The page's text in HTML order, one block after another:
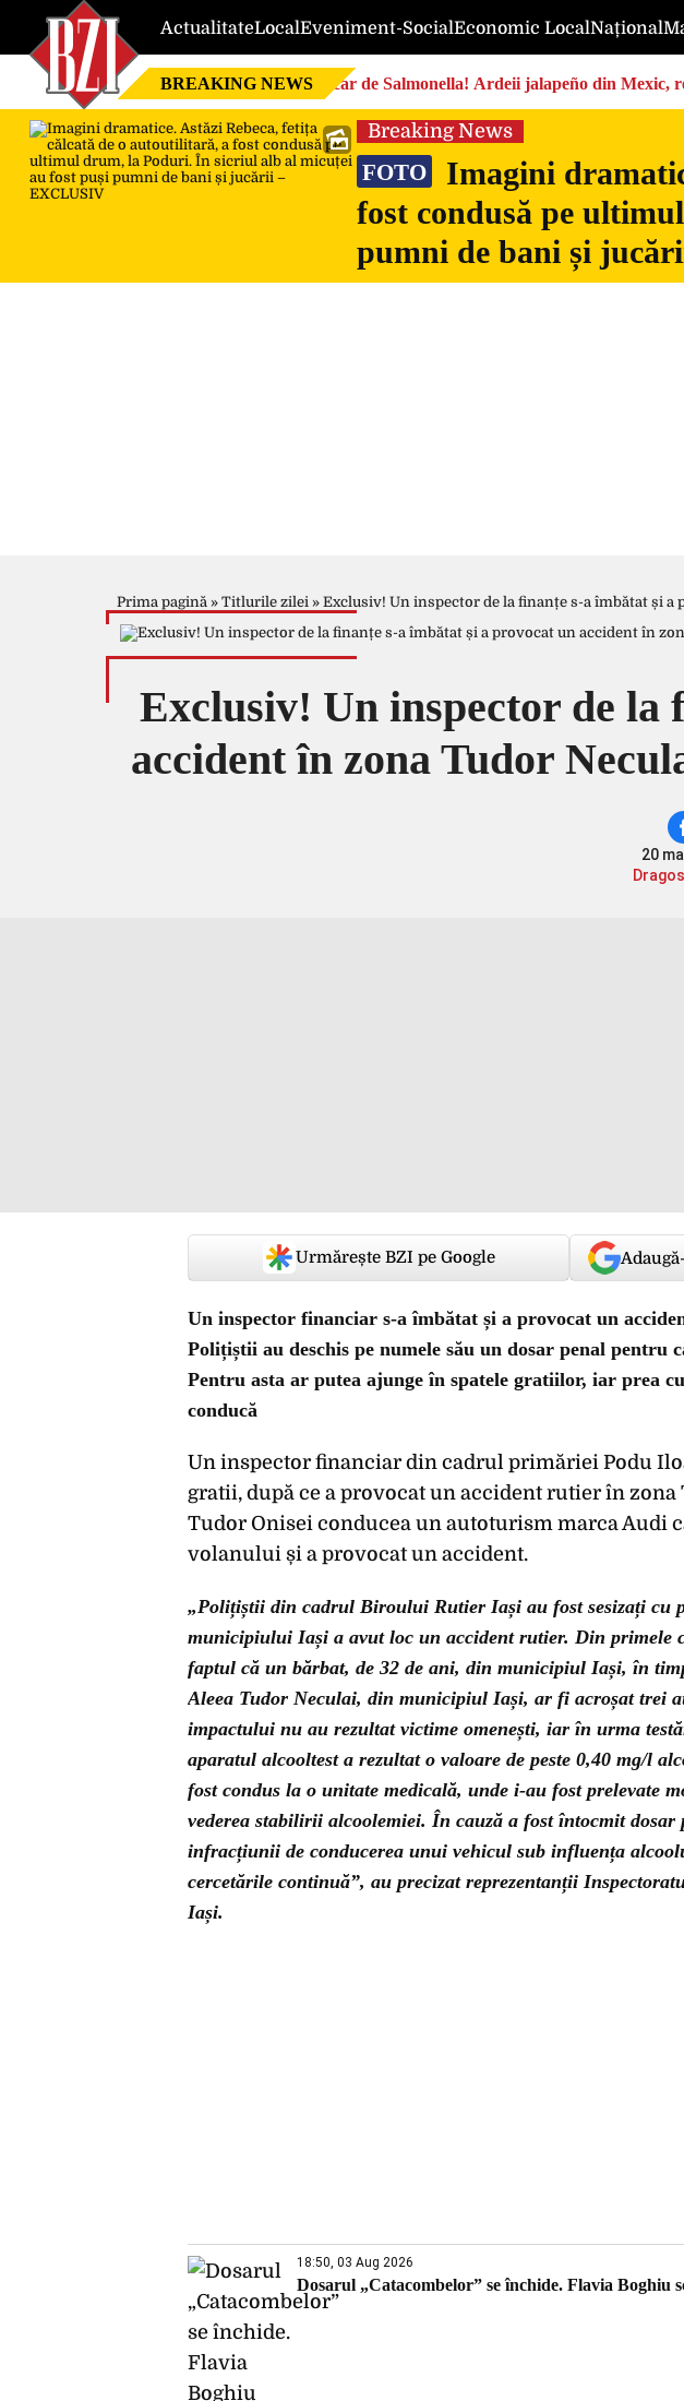
ActualitateLocalEveniment-SocialEconomic LocalNațional
BREAKING NEWS Focar de Salmonella! Ardeii jalapeño din
Breaking News
FOTO
Imagini
fost condusă pe
pumni de bani și
Prima pagină » Titlurile zilei » Exclusiv! Un inspector de la finanțe s-a îmbătat și
Exclusiv! Un inspector de la
accident în zona Tudor
20
Urmărește BZI pe Google
Un inspector financiar s-a îmbătat și a provocat un
Polițiștii au deschis pe numele său un dosar penal pentru
Pentru asta ar putea ajunge în spatele gratiilor, iar prea
conducă
Un inspector financiar din cadrul primăriei Podu
gratii, după ce a provocat un accident rutier în
Tudor Onisei conducea un autoturism marca Audi
volanului și a provocat un accident.
„Polițiștii din cadrul Biroului Rutier Iași au fost sesizați cu
municipiului Iași a avut loc un accident rutier. Din primele
faptul că un bărbat, de 32 de ani, din municipiul Iași, în
Aleea Tudor Neculai, din municipiul Iași, ar fi acroșat trei
impactului nu au rezultat victime omenești, iar în urma
aparatul alcooltest a rezultat o valoare de peste 0,40 mg/l
fost condus la o unitate medicală, unde i-au fost prelevate
vederea stabilirii alcoolemiei. În cauză a fost întocmit dosar
infracțiunii de conducerea unui vehicul sub influența
cercetările continuă”, au precizat reprezentanții
Iași.
18:50, 03 Aug 2026
Dosarul „Catacombelor” se închide. Flavia Boghiu